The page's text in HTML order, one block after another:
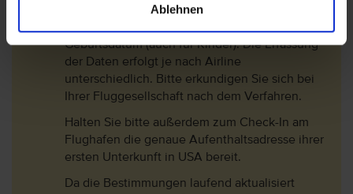
Ablehnen
Daten müssen gemeldet werden: Name inkl.
Geburtsdatum (auch für Kinder). Die Erfassung
der Daten erfolgt je nach Airline
unterschiedlich. Bitte erkundigen Sie sich bei
Ihrer Fluggesellschaft nach dem Verfahren.
Halten Sie bitte außerdem zum Check-In am
Flughafen die genaue Aufenthaltsadresse ihrer
ersten Unterkunft in USA bereit.
Da die Bestimmungen laufend aktualisiert